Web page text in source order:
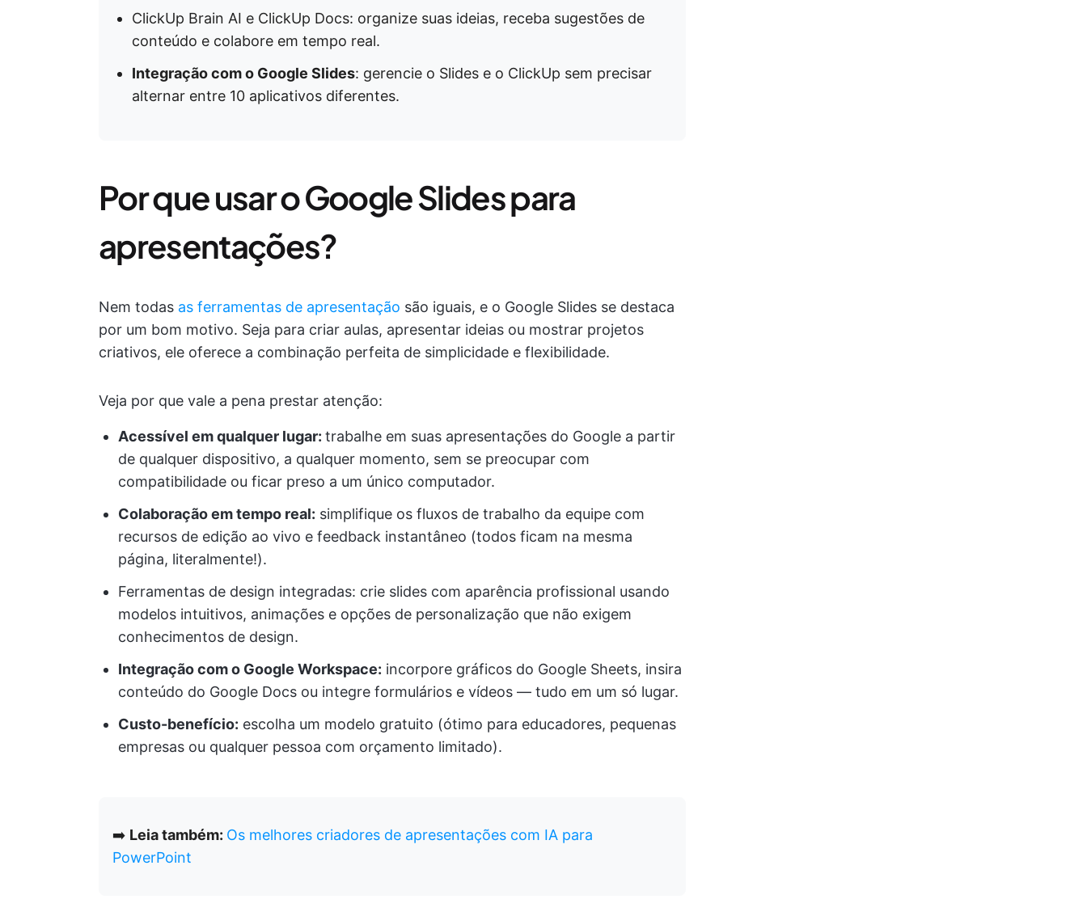
ClickUp Brain AI e ClickUp Docs: organize suas ideias, receba sugestões de
conteúdo e colabore em tempo real.
Integração com o Google Slides: gerencie o Slides e o ClickUp sem precisar
alternar entre 10 aplicativos diferentes.
Por que usar o Google Slides para
apresentações?
Nem todas as ferramentas de apresentação são iguais, e o Google Slides se destaca
por um bom motivo. Seja para criar aulas, apresentar ideias ou mostrar projetos
criativos, ele oferece a combinação perfeita de simplicidade e flexibilidade.
Veja por que vale a pena prestar atenção:
Acessível em qualquer lugar: trabalhe em suas apresentações do Google a partir
de qualquer dispositivo, a qualquer momento, sem se preocupar com
compatibilidade ou ficar preso a um único computador.
Colaboração em tempo real: simplifique os fluxos de trabalho da equipe com
recursos de edição ao vivo e feedback instantâneo (todos ficam na mesma
página, literalmente!).
Ferramentas de design integradas: crie slides com aparência profissional usando
modelos intuitivos, animações e opções de personalização que não exigem
conhecimentos de design.
Integração com o Google Workspace: incorpore gráficos do Google Sheets, insira
conteúdo do Google Docs ou integre formulários e vídeos — tudo em um só lugar.
Custo-benefício: escolha um modelo gratuito (ótimo para educadores, pequenas
empresas ou qualquer pessoa com orçamento limitado).
➡️ Leia também: Os melhores criadores de apresentações com IA para
PowerPoint